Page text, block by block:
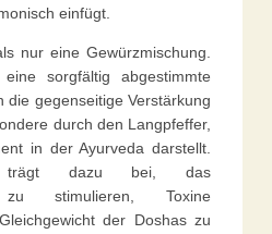
einfügt.
nur eine Gewürzmischung.
sorgfältig abgestimmte
die gegenseitige Verstärkung
durch den Langpfeffer,
in der Ayurveda darstellt.
trägt dazu bei, das
zu stimulieren, Toxine
der Doshas zu